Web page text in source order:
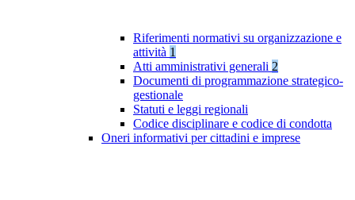
Riferimenti normativi su organizzazione e
attività 1
Atti amministrativi generali 2
Documenti di programmazione strategico-
gestionale
Statuti e leggi regionali
Codice disciplinare e codice di condotta
Oneri informativi per cittadini e imprese